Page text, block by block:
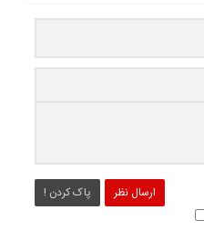
ارسال نظر پاک کردن !